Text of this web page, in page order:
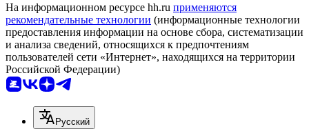
На информационном ресурсе hh.ru применяются
рекомендательные технологии (информационные технологии
предоставления информации на основе сбора, систематизации
и анализа сведений, относящихся к предпочтениям
пользователей сети «Интернет», находящихся на территории
Российской Федерации)
Русский